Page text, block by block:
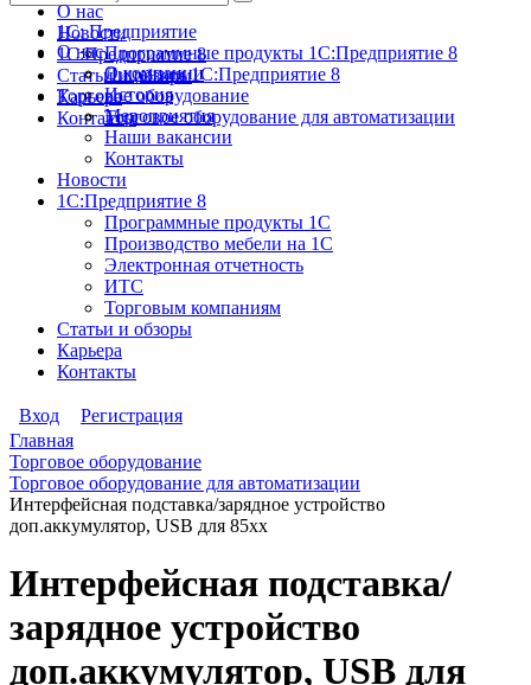
О нас
Новости
1С:Предприятие 8
Статьи и обзоры
Карьера
Контакты
1С: Предприятие
Программные продукты 1С:Предприятие 8
Лицензии 1С:Предприятие 8
Торговое оборудование
Торговое оборудование для автоматизации
О нас
О компании
История
Мероприятия
Наши вакансии
Контакты
Новости
1С:Предприятие 8
Программные продукты 1С
Производство мебели на 1С
Электронная отчетность
ИТС
Торговым компаниям
Статьи и обзоры
Карьера
Контакты
Вход
Регистрация
Главная
Торговое оборудование
Торговое оборудование для автоматизации
Интерфейсная подставка/зарядное устройство
доп.аккумулятор, USB для 85хх
Интерфейсная подставка/
зарядное устройство
доп.аккумулятор, USB для